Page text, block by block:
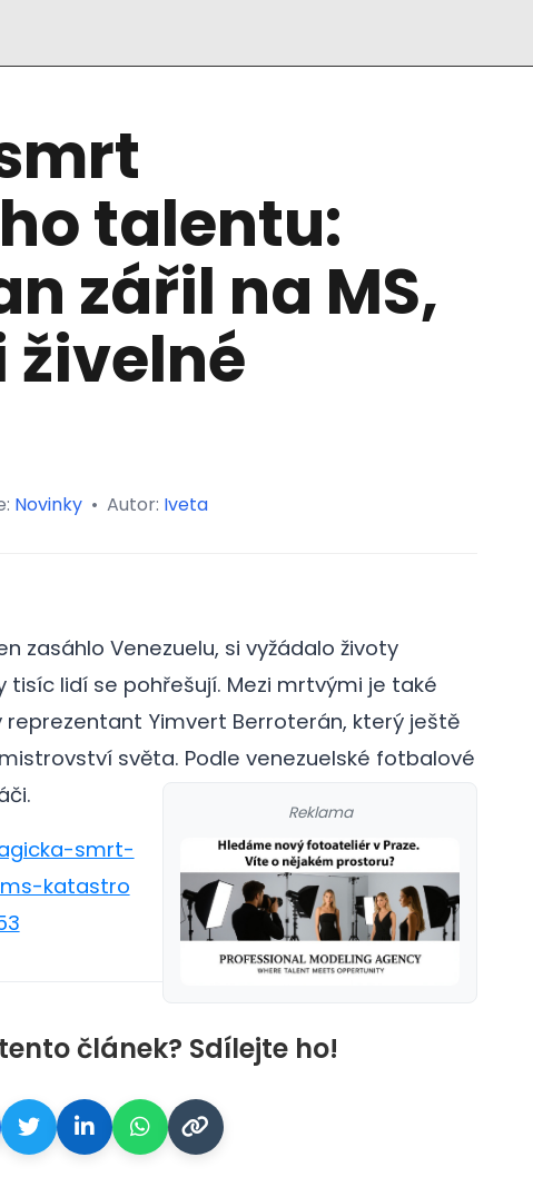
talentu:
zářil na MS,
živelné
Novinky • Autor: Iveta
zasáhlo Venezuelu, si vyžádalo životy
tisíc lidí se pohřešují. Mezi mrtvými je také
Yimvert Berroterán, který ještě
světa.
Reklama
Podle venezuelské fotbalové
smrt-
katastro
článek? Sdílejte ho!